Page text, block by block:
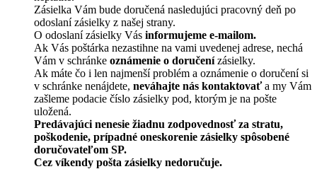
Zásielka Vám bude doručená nasledujúci pracovný deň po
odoslaní zásielky z našej strany.
O odoslaní zásielky Vás informujeme e-mailom.
Ak Vás poštárka nezastihne na vami uvedenej adrese, nechá
Vám v schránke oznámenie o doručenízásielky.
Ak máte čo i len najmenší problém a oznámenie o doručení si
v schránke nenájdete, neváhajte nás kontaktovaťa my Vám
zašleme podacie číslo zásielky pod, ktorým je na pošte
uložená.
Predávajúci nenesie žiadnu zodpovednosť za stratu,
poškodenie, prípadné oneskorenie zásielky spôsobené
doručovateľom SP.
Cez víkendy pošta zásielky nedoručuje.